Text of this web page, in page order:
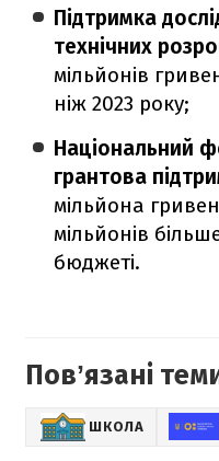
Підтримка
технічних
мільйонів
ніж 2023 року;
Національний
грантова
мільйона
мільйонів
бюджеті.
Повʼязані
ШКОЛА